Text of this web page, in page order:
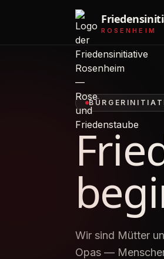
ROSENHEIM
Wir sind Mütter
Opas —